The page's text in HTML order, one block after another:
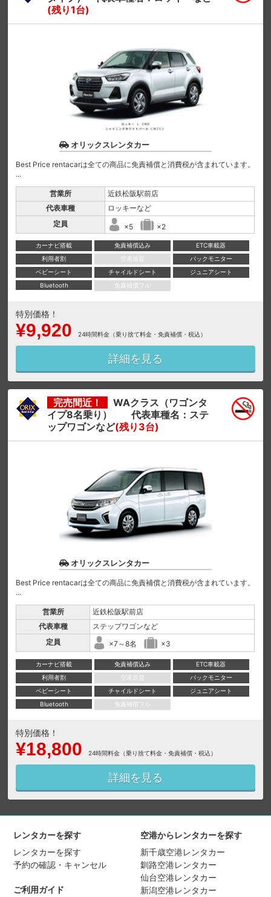
(残り1台)
オリックスレンタカー
Best Price rentacarは全ての商品に免責補償と消費税が含まれています。
...
営業所
近鉄松阪駅前店
代表車種
ロッキーなど
定員
×5 ×2
カーナビ搭載 免責補償込み
ETC車載器
利用者割
空港送迎
バックモニター
ベビーシート
チャイルドシート
ジュニアシート
Bluetooth
免責補償フル
特別価格！
¥9,920 24時間料金（乗り捨て料金・免責補償・税込）
詳細を見る
完売間近！
WAクラス（ワゴンタ
イプ8名乗り） 代表車種名：ステ
ップワゴンなど(残り3台)
オリックスレンタカー
Best Price rentacarは全ての商品に免責補償と消費税が含まれています。
...
営業所
近鉄松阪駅前店
代表車種
ステップワゴンなど
定員
×7～8名 ×3
カーナビ搭載 免責補償込み
ETC車載器
利用者割
空港送迎
バックモニター
ベビーシート
チャイルドシート
ジュニアシート
Bluetooth
免責補償フル
特別価格！
¥18,800 24時間料金（乗り捨て料金・免責補償・税込）
詳細を見る
レンタカーを探す
レンタカーを探す
予約の確認・キャンセル
ご利用ガイド
空港からレンタカーを探す
新千歳空港レンタカー
釧路空港レンタカー
仙台空港レンタカー
新潟空港レンタカー